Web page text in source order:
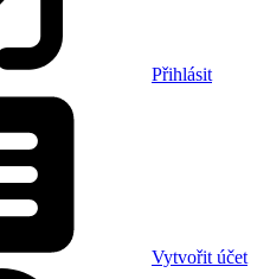
Přihlásit
Vytvořit účet